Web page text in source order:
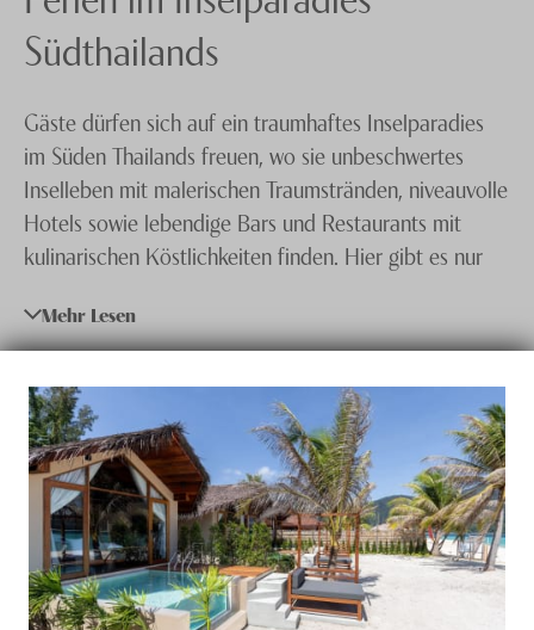
Singapur
Thailand
Vietnam
Knecht Gruppe
Impressum
Jobs
Südthailands
Gäste dürfen sich auf ein traumhaftes Inselparadies
im Süden Thailands freuen, wo sie unbeschwertes
Inselleben mit malerischen Traumstränden, niveauvolle
Hotels sowie lebendige Bars und Restaurants mit
kulinarischen Köstlichkeiten finden. Hier gibt es nur
am besten via Moped erkunden lässt. Fragen Sie
unsereSpezialisten für Thailand, die Ihnen gerne ein
unverbindliches Angebot für Ihre Reise nach Koh Lipe
unterbreiten.
Mehr Lesen